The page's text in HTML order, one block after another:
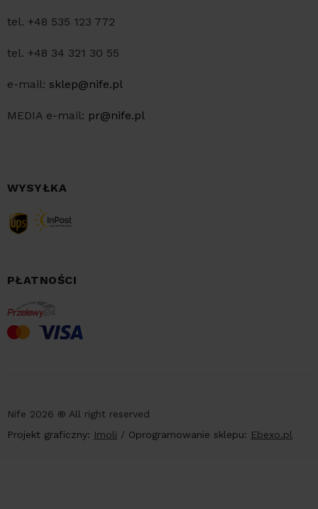
tel. +48 535 123 772
tel. +48 34 321 30 55
e-mail: sklep@nife.pl
MEDIA e-mail: pr@nife.pl
WYSYŁKA
PŁATNOŚCI
Nife 2026 ® All right reserved
Projekt graficzny: Imoli / Oprogramowanie sklepu: Ebexo.pl